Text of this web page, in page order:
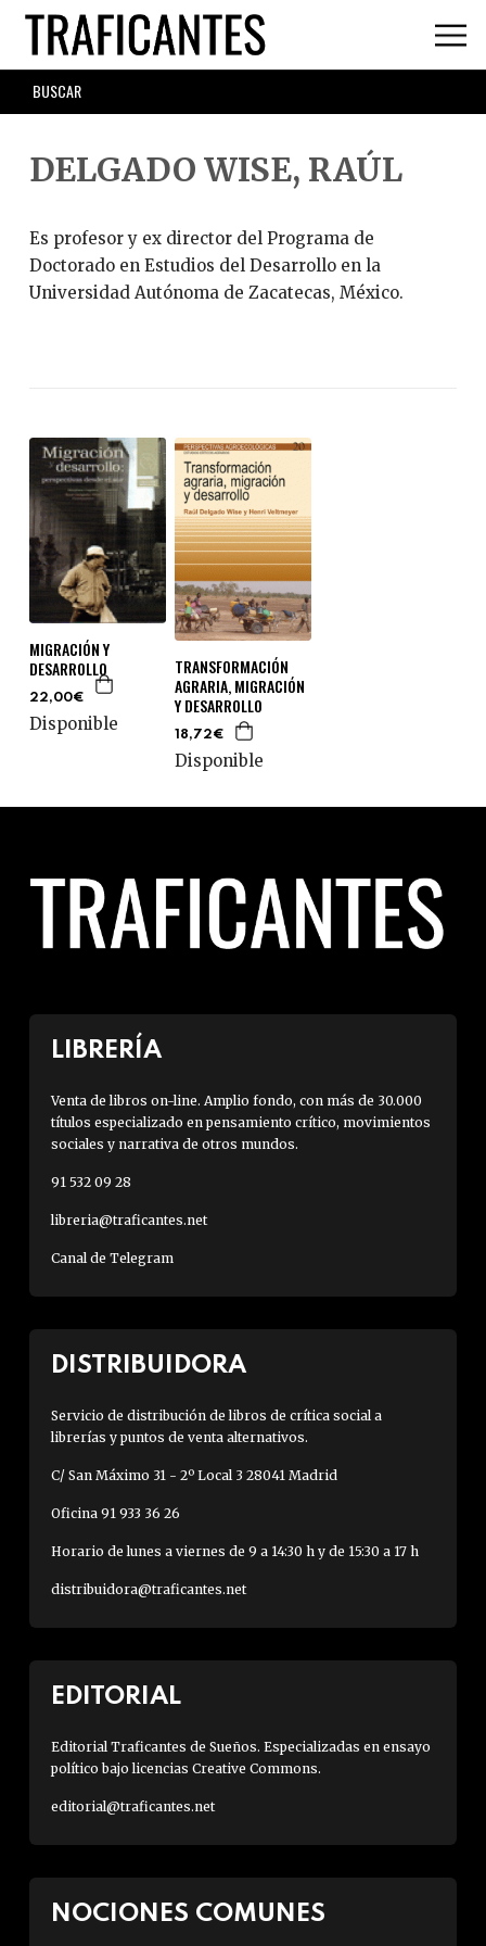
Skip
main
content
SEARCH
FORM
DELGADO WISE, RAÚL
Es profesor y ex director del Programa de
Doctorado en Estudios del Desarrollo en la
Universidad Autónoma de Zacatecas, México.
MIGRACIÓN Y
DESARROLLO
22,00€
Disponible
TRANSFORMACIÓN
AGRARIA, MIGRACIÓN
Y DESARROLLO
18,72€
Disponible
LIBRERÍA
Venta de libros on-line. Amplio fondo, con más de 30.000
títulos especializado en pensamiento crítico, movimientos
sociales y narrativa de otros mundos.
91 532 09 28
libreria@traficantes.net
Canal de Telegram
DISTRIBUIDORA
Servicio de distribución de libros de crítica social a
librerías y puntos de venta alternativos.
C/ San Máximo 31 - 2º Local 3 28041 Madrid
Oficina 91 933 36 26
Horario de lunes a viernes de 9 a 14:30 h y de 15:30 a 17 h
distribuidora@traficantes.net
EDITORIAL
Editorial Traficantes de Sueños. Especializadas en ensayo
político bajo licencias Creative Commons.
editorial@traficantes.net
NOCIONES COMUNES